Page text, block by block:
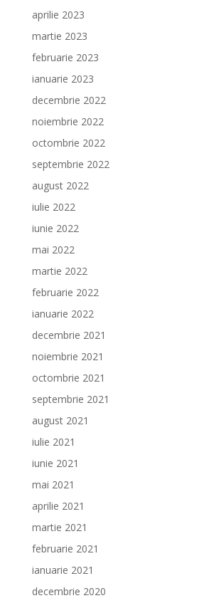
aprilie 2023
martie 2023
februarie 2023
ianuarie 2023
decembrie 2022
noiembrie 2022
octombrie 2022
septembrie 2022
august 2022
iulie 2022
iunie 2022
mai 2022
martie 2022
februarie 2022
ianuarie 2022
decembrie 2021
noiembrie 2021
octombrie 2021
septembrie 2021
august 2021
iulie 2021
iunie 2021
mai 2021
aprilie 2021
martie 2021
februarie 2021
ianuarie 2021
decembrie 2020